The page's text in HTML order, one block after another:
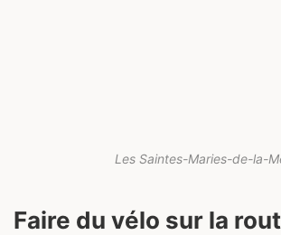
Les Saintes-Maries-de-la-
Faire du vélo sur la